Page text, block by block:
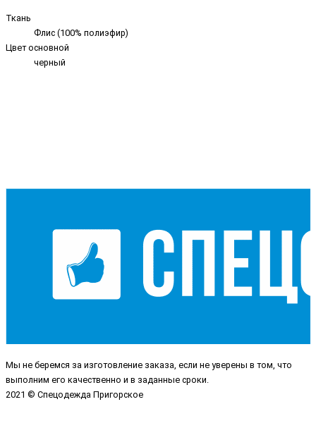
Ткань
Флис (100% полиэфир)
Цвет основной
черный
Мы не беремся за изготовление заказа, если не уверены в том, что
выполним его качественно и в заданные сроки.
2021 © Спецодежда Пригорское